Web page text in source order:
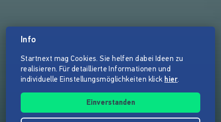
Info
Startnext mag Cookies. Sie helfen dabei Ideen zu
realisieren. Für detaillierte Informationen und
individuelle Einstellungsmöglichkeiten klick hier.
Einverstanden